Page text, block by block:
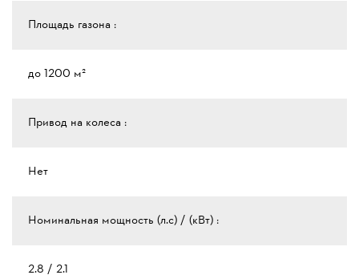
Площадь газона :
до 1200 м²
Привод на колеса :
Нет
Номинальная мощность (л.с) / (кВт) :
2.8 / 2.1